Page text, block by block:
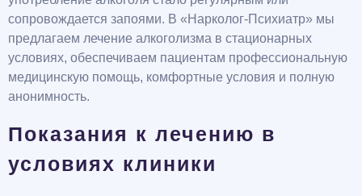
сопровождается запоями. В «Нарколог-Психиатр» мы
предлагаем лечение алкоголизма в стационарных
условиях, обеспечиваем пациентам профессиональную
медицинскую помощь, комфортные условия и полную
анонимность.
Показания к лечению в
условиях клиники